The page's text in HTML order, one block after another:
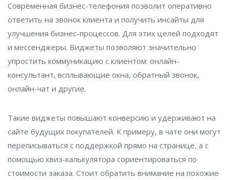
Современная бизнес-телефония позволит оперативно
ответить на звонок клиента и получить инсайты для
улучшения бизнес-процессов. Для этих целей подходят
и мессенджеры. Виджеты позволяют значительно
упростить коммуникацию с клиентом: онлайн-
консультант, всплывающие окна, обратный звонок,
онлайн-чат и другие.
Такие виджеты повышают конверсию и удерживают на
сайте будущих покупателей. К примеру, в чате они могут
переписываться с поддержкой прямо на странице, а с
помощью квиз-калькулятора сориентироваться по
стоимости заказа. Стоит обратить внимание на похожие